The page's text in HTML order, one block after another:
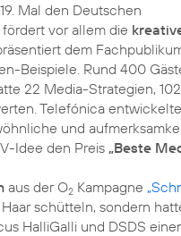
Mal den Deutschen
vor allem die
dem
Beispiele. Rund 400
22 Media-Strategien,
Telefónica
und
Idee den Preis „Beste
aus der O2 Kampagne
schütteln, sondern
HalliGalli und DSDS